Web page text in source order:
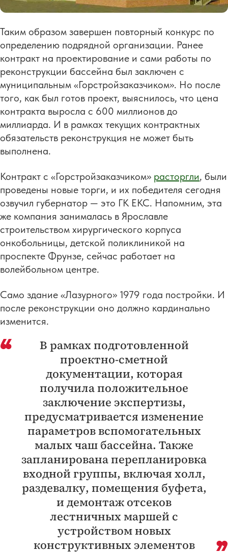
Таким образом завершен повторный конкурс по
определению подрядной организации. Ранее
контракт на проектирование и сами работы по
реконструкции бассейна был заключен с
муниципальным «Горстройзаказчиком». Но после
того, как был готов проект, выяснилось, что цена
контракта выросла с 600 миллионов до
миллиарда. И в рамках текущих контрактных
обязательств реконструкция не может быть
выполнена.
Контракт с «Горстройзаказчиком» расторгли, были
проведены новые торги, и их победителя сегодня
озвучил губернатор — это ГК ЕКС. Напомним, эта
же компания занималась в Ярославле
строительством хирургического корпуса
онкобольницы, детской поликлиникой на
проспекте Фрунзе, сейчас работает на
волейбольном центре.
Само здание «Лазурного» 1979 года постройки. И
после реконструкции оно должно кардинально
изменится.
В рамках подготовленной
проектно-сметной
документации, которая
получила положительное
заключение экспертизы,
предусматривается изменение
параметров вспомогательных
малых чаш бассейна. Также
запланирована перепланировка
входной группы, включая холл,
раздевалку, помещения буфета,
и демонтаж отсеков
лестничных маршей с
устройством новых
конструктивных элементов